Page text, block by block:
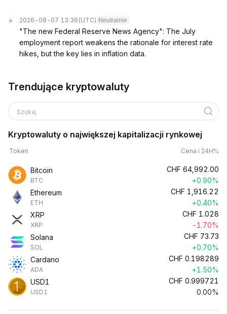
2026-08-07 13:36 (UTC) Neutralnie
"The new Federal Reserve News Agency": The July
employment report weakens the rationale for interest rate
hikes, but the key lies in inflation data.
Trendujące kryptowaluty
Szukaj
Kryptowaluty o największej kapitalizacji rynkowej
Token Cena i 24H%
Bitcoin
BTC
CHF 64,992.00
+0.90%
Ethereum
ETH
CHF 1,916.22
+0.40%
XRP
XRP
CHF 1.028
-1.70%
Solana
SOL
CHF 73.73
+0.70%
Cardano
ADA
CHF 0.198289
+1.50%
USD1
USD1
CHF 0.999721
0.00%